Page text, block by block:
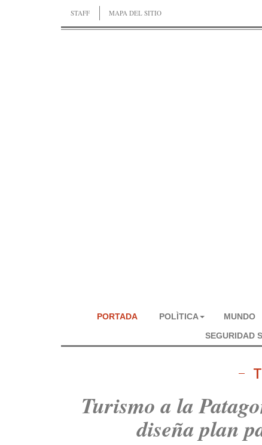
STAFF MAPA DEL SITIO
PORTADA POLÌTICA MUNDO
SEGURIDAD
Turismo a la
diseña plan